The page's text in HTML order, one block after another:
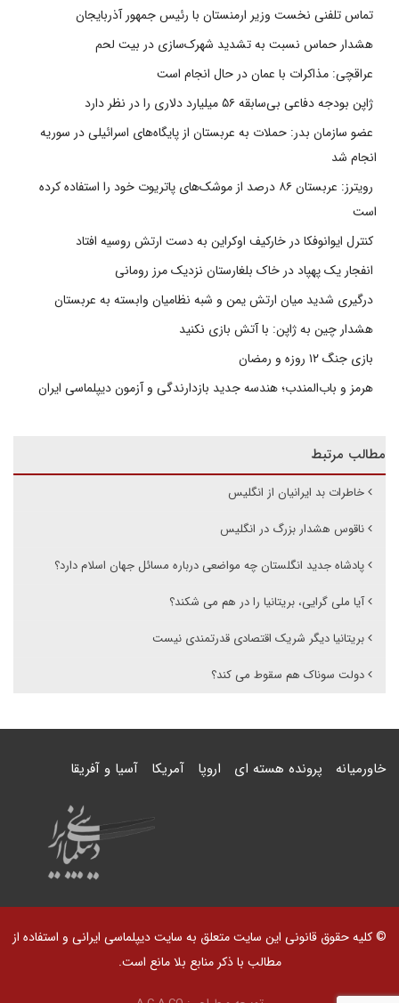
تماس تلفنی نخست وزیر ارمنستان با رئیس جمهور آذربایجان
هشدار حماس نسبت به تشدید شهرک‌سازی در بیت‌ لحم
عراقچی: مذاکرات با عمان در حال انجام است
ژاپن بودجه دفاعی بی‌سابقه ۵۶ میلیارد دلاری را در نظر دارد
عضو سازمان بدر: حملات به عربستان از پایگاه‌های اسرائیلی در سوریه
انجام شد
رویترز: عربستان ۸۶ درصد از موشک‌های پاتریوت خود را استفاده کرده
است
کنترل ایوانوفکا در خارکیف اوکراین به دست ارتش روسیه افتاد
انفجار یک پهپاد در خاک بلغارستان نزدیک مرز رومانی
درگیری شدید میان ارتش یمن و شبه نظامیان وابسته به عربستان
هشدار چین به ژاپن: با آتش بازی نکنید
بازی جنگ ۱۲ روزه و رمضان
هرمز و باب‌المندب؛ هندسه جدید بازدارندگی و آزمون دیپلماسی ایران
مطالب مرتبط
خاطرات بد ایرانیان از انگلیس
ناقوس هشدار بزرگ در انگلیس
پادشاه جدید انگلستان چه مواضعی درباره مسائل جهان اسلام دارد؟
آیا ملی گرایی، بریتانیا را در هم می شکند؟
بریتانیا دیگر شریک اقتصادی قدرتمندی نیست
دولت سوناک هم سقوط می کند؟
خاورمیانه پرونده هسته ای اروپا آمریکا آسیا و آفریقا
© کلیه حقوق قانونی این سایت متعلق به سایت دیپلماسی ایرانی و استفاده از
مطالب با ذکر منابع بلا مانع است.